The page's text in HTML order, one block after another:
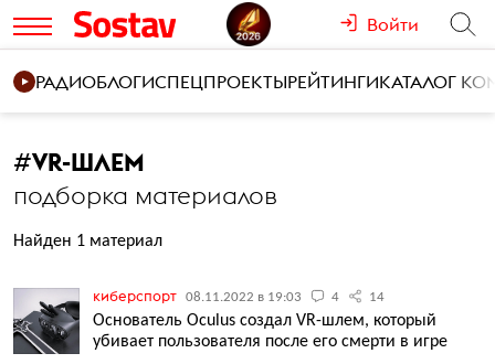
Войти
РАДИОБЛОГИСПЕЦПРОЕКТЫРЕЙТИНГИКАТАЛОГ
#VR-ШЛЕМ
подборка материалов
Найден 1 материал
киберспорт 08.11.2022 в 19:03 4 14
Основатель Oculus создал VR-шлем, который
убивает пользователя после его смерти в игре